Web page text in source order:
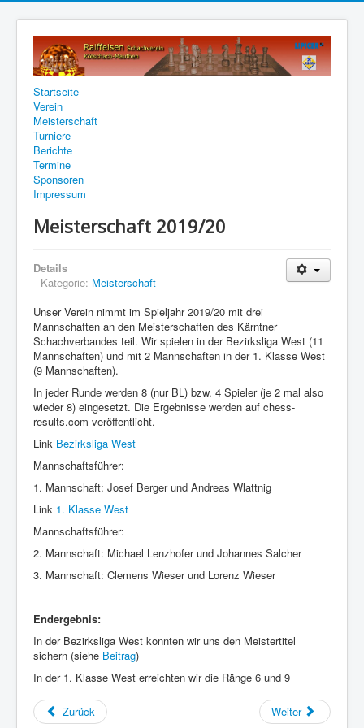
Startseite
Verein
Meisterschaft
Turniere
Berichte
Termine
Sponsoren
Impressum
Meisterschaft 2019/20
Details
Kategorie: Meisterschaft
Unser Verein nimmt im Spieljahr 2019/20 mit drei
Mannschaften an den Meisterschaften des Kärntner
Schachverbandes teil. Wir spielen in der Bezirksliga West (11
Mannschaften) und mit 2 Mannschaften in der 1. Klasse West
(9 Mannschaften).
In jeder Runde werden 8 (nur BL) bzw. 4 Spieler (je 2 mal also
wieder 8) eingesetzt. Die Ergebnisse werden auf chess-
results.com veröffentlicht.
Link Bezirksliga West
Mannschaftsführer:
1. Mannschaft: Josef Berger und Andreas Wlattnig
Link 1. Klasse West
Mannschaftsführer:
2. Mannschaft: Michael Lenzhofer und Johannes Salcher
3. Mannschaft: Clemens Wieser und Lorenz Wieser
Endergebnis:
In der Bezirksliga West konnten wir uns den Meistertitel
sichern (siehe Beitrag)
In der 1. Klasse West erreichten wir die Ränge 6 und 9
Zurück Weiter